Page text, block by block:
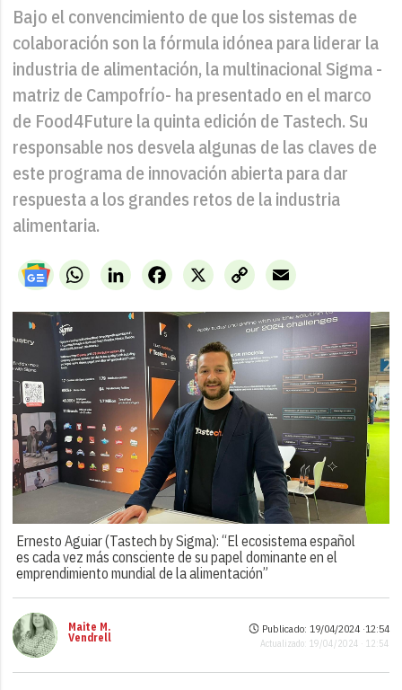
Bajo el convencimiento de que los sistemas de
colaboración son la fórmula idónea para liderar la
industria de alimentación, la multinacional Sigma -
matriz de Campofrío- ha presentado en el marco
de Food4Future la quinta edición de Tastech. Su
responsable nos desvela algunas de las claves de
este programa de innovación abierta para dar
respuesta a los grandes retos de la industria
alimentaria.
WhatsAppLinkedIn X
Facebook
Copy
Link
Email
Ernesto Aguiar (Tastech by Sigma): “El ecosistema español
es cada vez más consciente de su papel dominante en el
emprendimiento mundial de la alimentación”
Maite M.
Vendrell
Publicado: 19/04/2024 ·12:54
Actualizado: 19/04/2024 · 12:54